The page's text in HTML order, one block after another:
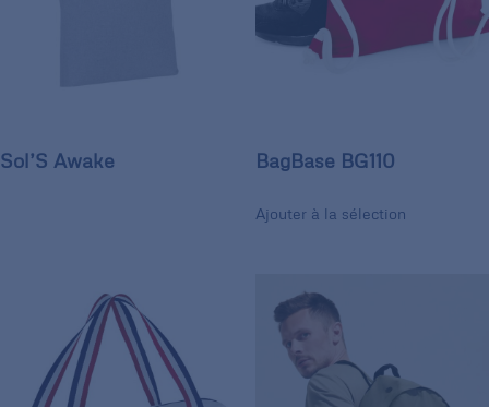
Sol’S Awake BagBase BG110
Ajouter à la sélection